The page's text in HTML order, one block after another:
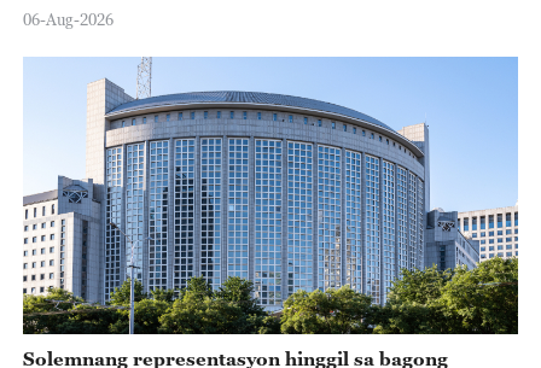
06-Aug-2026
Solemnang representasyon hinggil sa bagong